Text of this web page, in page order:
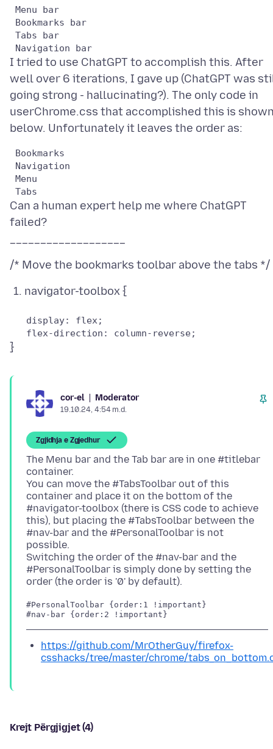
Menu bar
Bookmarks bar
Tabs bar
I tried to use ChatGPT to accomplish this. After
well over 6 iterations, I gave up (ChatGPT was
going strong - hallucinating?). The only code in
userChrome.css that accomplished this is
Bookmarks
Navigation
Menu
Can a human expert help me where ChatGPT
failed?
navigator-toolbox {
   display: flex;
cor-el Moderator
19.10.24, 4:54 m.d.
Zgjidhja e Zgjedhur
The Menu bar and the Tab bar are in one #titlebar
container.
You can move the #TabsToolbar out of this
container and place it on the bottom of the
#navigator-toolbox (there is CSS code to achieve
this), but placing the #TabsToolbar between the
#nav-bar and the #PersonalToolbar is not
possible.
Switching the order of the #nav-bar and the
#PersonalToolbar is simply done by setting the
#PersonalToolbar {order:1 !important}
https://github.com/MrOtherGuy/firefox-
csshacks/tree/master/chrome/
Krejt Përgjigjet (4)